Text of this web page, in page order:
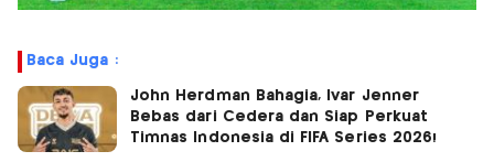
Baca Juga :
John Herdman Bahagia, Ivar Jenner
Bebas dari Cedera dan Siap Perkuat
Timnas Indonesia di FIFA Series 2026!